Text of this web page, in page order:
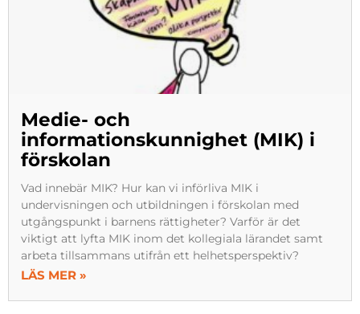
Medie- och
informationskunnighet (MIK) i
förskolan
Vad innebär MIK? Hur kan vi införliva MIK i
undervisningen och utbildningen i förskolan med
utgångspunkt i barnens rättigheter? Varför är det
viktigt att lyfta MIK inom det kollegiala lärandet samt
arbeta tillsammans utifrån ett helhetsperspektiv?
LÄS MER »